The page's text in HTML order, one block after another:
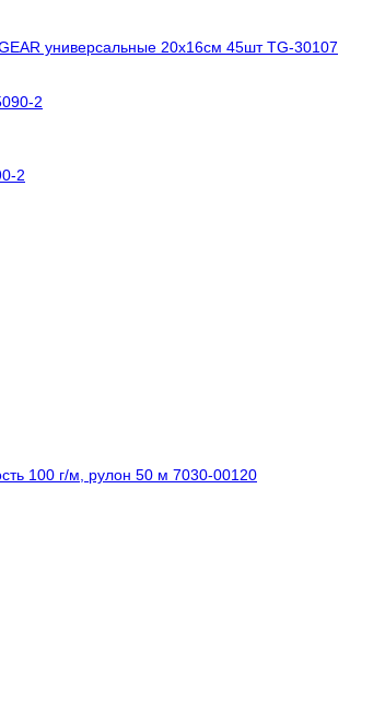
универсальные 20х16см 45шт TG-30107
2
100 г/м, рулон 50 м 7030-00120